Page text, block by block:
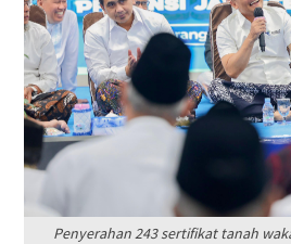
Penyerahan 243 sertifikat tanah